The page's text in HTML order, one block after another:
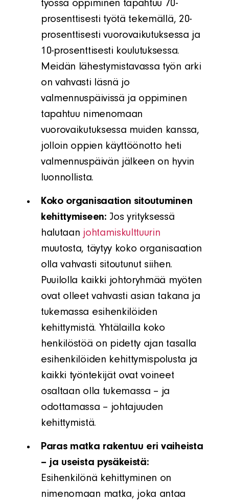
työssä oppiminen tapahtuu 70-
prosenttisesti työtä tekemällä, 20-
prosenttisesti vuorovaikutuksessa ja
10-prosenttisesti koulutuksessa.
Meidän lähestymistavassa työn arki
on vahvasti läsnä jo
valmennuspäivissä ja oppiminen
tapahtuu nimenomaan
vuorovaikutuksessa muiden kanssa,
jolloin oppien käyttöönotto heti
valmennuspäivän jälkeen on hyvin
luonnollista.
Koko organisaation sitoutuminen
kehittymiseen: Jos yrityksessä
halutaan johtamiskulttuurin
muutosta, täytyy koko organisaation
olla vahvasti sitoutunut siihen.
Puuilolla kaikki johtoryhmää myöten
ovat olleet vahvasti asian takana ja
tukemassa esihenkilöiden
kehittymistä. Yhtälailla koko
henkilöstöä on pidetty ajan tasalla
esihenkilöiden kehittymispolusta ja
kaikki työntekijät ovat voineet
osaltaan olla tukemassa – ja
odottamassa – johtajuuden
kehittymistä.
Paras matka rakentuu eri vaiheista
– ja useista pysäkeistä:
Esihenkilönä kehittyminen on
nimenomaan matka, joka antaa